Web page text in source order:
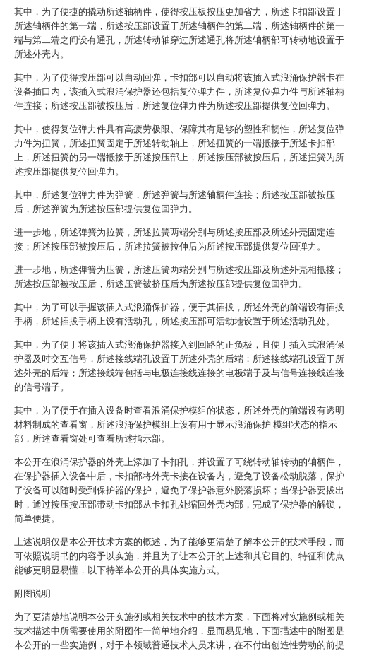
其中，为了便捷的撬动所述轴柄件，使得按压板按压更加省力，所述卡扣部设置于
所述轴柄件的第一端，所述按压部设置于所述轴柄件的第二端，所述轴柄件的第一
端与第二端之间设有通孔，所述转动轴穿过所述通孔将所述轴柄部可转动地设置于
所述外壳内。
其中，为了使得按压部可以自动回弹，卡扣部可以自动将该插入式浪涌保护器卡在
设备插口内，该插入式浪涌保护器还包括复位弹力件，所述复位弹力件与所述轴柄
件连接；所述按压部被按压后，所述复位弹力件为所述按压部提供复位回弹力。
其中，使得复位弹力件具有高疲劳极限、保障其有足够的塑性和韧性，所述复位弹
力件为扭簧，所述扭簧固定于所述转动轴上，所述扭簧的一端抵接于所述卡扣部
上，所述扭簧的另一端抵接于所述按压部上，所述按压部被按压后，所述扭簧为所
述按压部提供复位回弹力。
其中，所述复位弹力件为弹簧，所述弹簧与所述轴柄件连接；所述按压部被按压
后，所述弹簧为所述按压部提供复位回弹力。
进一步地，所述弹簧为拉簧，所述拉簧两端分别与所述按压部及所述外壳固定连
接；所述按压部被按压后，所述拉簧被拉伸后为所述按压部提供复位回弹力。
进一步地，所述弹簧为压簧，所述压簧两端分别与所述按压部及所述外壳相抵接；
所述按压部被按压后，所述压簧被挤压后为所述按压部提供复位回弹力。
其中，为了可以手握该插入式浪涌保护器，便于其插拔，所述外壳的前端设有插拔
手柄，所述插拔手柄上设有活动孔，所述按压部可活动地设置于所述活动孔处。
其中，为了便于将该插入式浪涌保护器接入到回路的正负极，且便于插入式浪涌保
护器及时交互信号，所述接线端孔设置于所述外壳的后端；所述接线端孔设置于所
述外壳的后端；所述接线端包括与电极连接线连接的电极端子及与信号连接线连接
的信号端子。
其中，为了便于在插入设备时查看浪涌保护模组的状态，所述外壳的前端设有透明
材料制成的查看窗，所述浪涌保护模组上设有用于显示浪涌保护 模组状态的指示
部，所述查看窗处可查看所述指示部。
本公开在浪涌保护器的外壳上添加了卡扣孔，并设置了可绕转动轴转动的轴柄件，
在保护器插入设备中后，卡扣部将外壳卡接在设备内，避免了设备松动脱落，保护
了设备可以随时受到保护器的保护，避免了保护器意外脱落损坏；当保护器要拔出
时，通过按压按压部带动卡扣部从卡扣孔处缩回外壳内部，完成了保护器的解锁，
简单便捷。
上述说明仅是本公开技术方案的概述，为了能够更清楚了解本公开的技术手段，而
可依照说明书的内容予以实施，并且为了让本公开的上述和其它目的、特征和优点
能够更明显易懂，以下特举本公开的具体实施方式。
附图说明
为了更清楚地说明本公开实施例或相关技术中的技术方案，下面将对实施例或相关
技术描述中所需要使用的附图作一简单地介绍，显而易见地，下面描述中的附图是
本公开的一些实施例，对于本领域普通技术人员来讲，在不付出创造性劳动的前提